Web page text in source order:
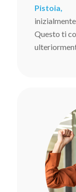
Pistoia,
inizialmente
Questo ti